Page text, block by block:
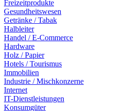
Freizeitprodukte
Gesundheitswesen
Getränke / Tabak
Halbleiter
Handel / E-Commerce
Hardware
Holz / Papier
Hotels / Tourismus
Immobilien
Industrie / Mischkonzerne
Internet
IT-Dienstleistungen
Konsumgüter